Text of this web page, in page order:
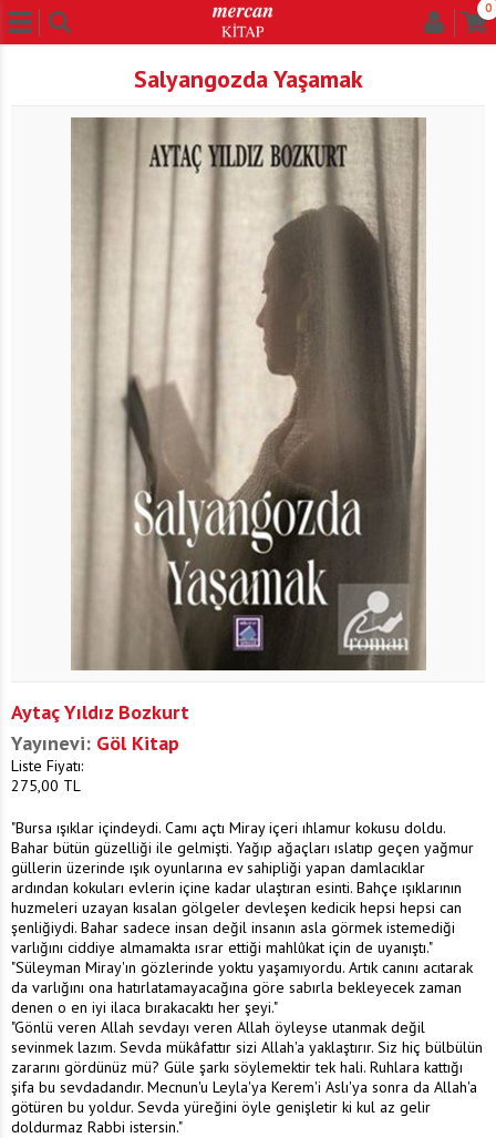
0
Salyangozda Yaşamak
Aytaç Yıldız Bozkurt
Yayınevi: Göl Kitap
Liste Fiyatı:
275,00 TL
"Bursa ışıklar içindeydi. Camı açtı Miray içeri ıhlamur kokusu doldu.
Bahar bütün güzelliği ile gelmişti. Yağıp ağaçları ıslatıp geçen yağmur
güllerin üzerinde ışık oyunlarına ev sahipliği yapan damlacıklar
ardından kokuları evlerin içine kadar ulaştıran esinti. Bahçe ışıklarının
huzmeleri uzayan kısalan gölgeler devleşen kedicik hepsi hepsi can
şenliğiydi. Bahar sadece insan değil insanın asla görmek istemediği
varlığını ciddiye almamakta ısrar ettiği mahlûkat için de uyanıştı."
"Süleyman Miray'ın gözlerinde yoktu yaşamıyordu. Artık canını acıtarak
da varlığını ona hatırlatamayacağına göre sabırla bekleyecek zaman
denen o en iyi ilaca bırakacaktı her şeyi."
"Gönlü veren Allah sevdayı veren Allah öyleyse utanmak değil
sevinmek lazım. Sevda mükâfattır sizi Allah'a yaklaştırır. Siz hiç bülbülün
zararını gördünüz mü? Güle şarkı söylemektir tek hali. Ruhlara kattığı
şifa bu sevdadandır. Mecnun'u Leyla'ya Kerem'i Aslı'ya sonra da Allah'a
götüren bu yoldur. Sevda yüreğini öyle genişletir ki kul az gelir
doldurmaz Rabbi istersin."